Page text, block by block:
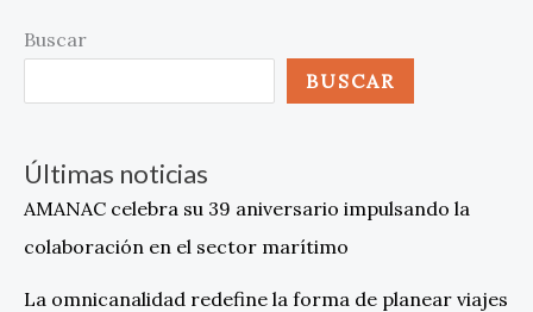
Buscar
BUSCAR
Últimas noticias
AMANAC celebra su 39 aniversario impulsando la
colaboración en el sector marítimo
La omnicanalidad redefine la forma de planear viajes